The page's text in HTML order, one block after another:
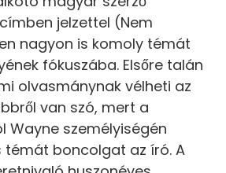
jelzettel (Nem
nagyon is komoly témát
fókuszába. Elsőre talán
olvasmánynak vélheti az
van szó, mert a
Wayne személyiségén
témát boncolgat az író. A